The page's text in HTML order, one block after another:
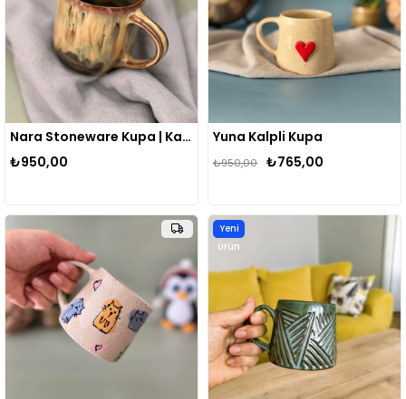
Nara Stoneware Kupa | Karamel
₺950,00
Yuna Kalpli Kupa
₺765,00
₺950,00
Yeni
Ürün